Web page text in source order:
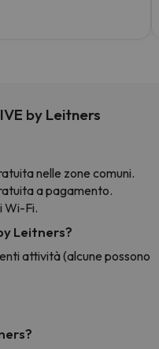
by Leitners
nelle zone comuni.
a pagamento.
Wi-Fi.
Leitners?
attività (alcune possono